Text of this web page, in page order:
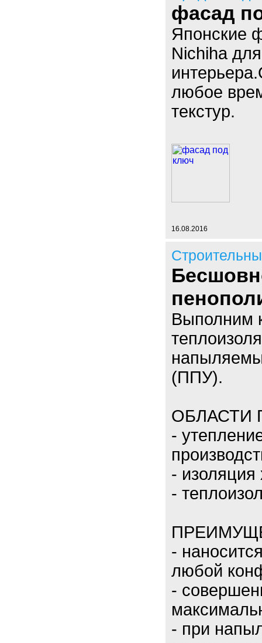
фасад
Японские
Nichiha
любое
текстур.
16.08.2016
Выполним
(ППУ).
ОБЛАСТИ
-
-
-
-
любой
-
- при